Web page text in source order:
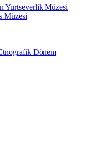
Yurtseverlik Müzesi
Müzesi
Dönem